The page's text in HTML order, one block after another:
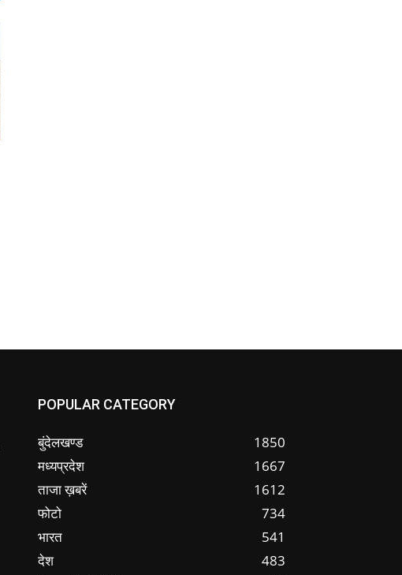
POPULAR CATEGORY
बुंदेलखण्ड
1850
मध्यप्रदेश
1667
ताजा ख़बरें
1612
फोटो
734
भारत
541
देश
483